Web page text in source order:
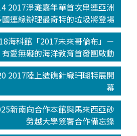
2017淨灘嘉年華首次串連亞洲
國連線辦理最奇特的垃圾將登場
海科館「2017未來哥倫布」－
有愛無礙的海洋教育首發團啟動
2017陸上造礁針織珊瑚特展開
幕
新南向合作本館與馬來西亞砂
勞越大學簽署合作備忘錄